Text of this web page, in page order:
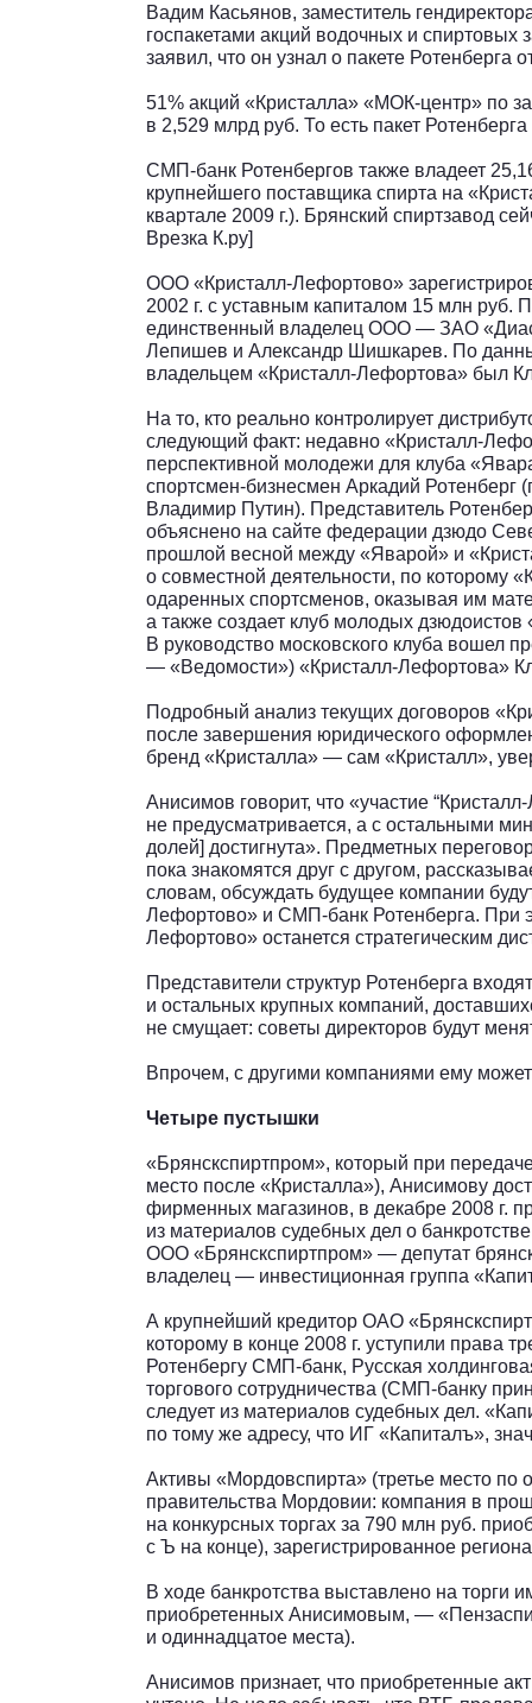
Вадим Касьянов, заместитель
госпакетами акций водочных и спиртовых
заявил, что он узнал о пакете Ротенберга
51% акций «Кристалла» «МОК-центр» по
в 2,529 млрд руб. То есть пакет
СМП-банк Ротенбергов также владеет
крупнейшего поставщика спирта на
квартале 2009 г.). Брянский спиртзавод
Врезка К.ру]
ООО «Кристалл-Лефортово»
2002 г. с уставным капиталом 15 млн
единственный владелец ООО — ЗАО
Лепишев и Александр Шишкарев. По
владельцем «Кристалл-Лефортова» был
На то, кто реально контролирует
следующий факт: недавно «Кристалл-
перспективной молодежи для клуба
спортсмен-бизнесмен Аркадий Ротенберг
Владимир Путин). Представитель
объяснено на сайте федерации дзюдо
прошлой весной между «Яварой» и
о совместной деятельности, по которому
одаренных спортсменов, оказывая им
а также создает клуб молодых
В руководство московского клуба вошел
— «Ведомости») «Кристалл-Лефортова»
Подробный анализ текущих договоров
после завершения юридического
бренд «Кристалла» — сам «Кристалл»,
Анисимов говорит, что «участие
не предусматривается, а с остальными
долей] достигнута». Предметных
пока знакомятся друг с другом,
словам, обсуждать будущее компании
Лефортово» и СМП-банк Ротенберга. При
Лефортово» останется стратегическим
Представители структур Ротенберга
и остальных крупных компаний,
не смущает: советы директоров будут
Впрочем, с другими компаниями ему
Четыре пустышки
«Брянскспиртпром», который при
место после «Кристалла»), Анисимову
фирменных магазинов, в декабре 2008 г.
из материалов судебных дел о
ООО «Брянскспиртпром» — депутат
владелец — инвестиционная группа
А крупнейший кредитор ОАО
которому в конце 2008 г. уступили права
Ротенбергу СМП-банк, Русская
торгового сотрудничества (СМП-банку
следует из материалов судебных дел.
по тому же адресу, что ИГ «Капиталъ»,
Активы «Мордовспирта» (третье место по
правительства Мордовии: компания в
на конкурсных торгах за 790 млн руб.
с Ъ на конце), зарегистрированное
В ходе банкротства выставлено на торги
приобретенных Анисимовым, —
и одиннадцатое места).
Анисимов признает, что приобретенные